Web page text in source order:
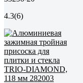
4.3(6)